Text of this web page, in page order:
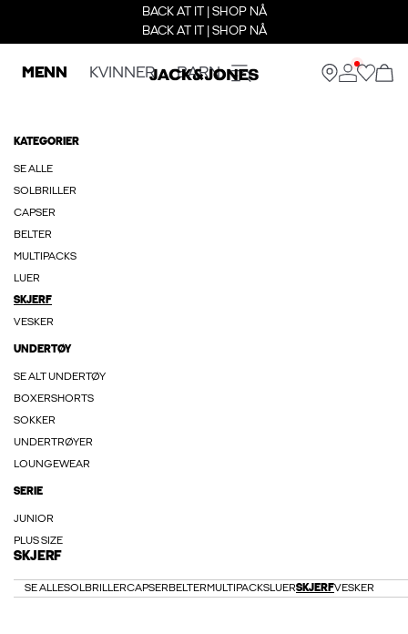
BACK AT IT | SHOP NÅ
BACK AT IT | SHOP NÅ
MENN KVINNER BARN
KATEGORIER
SE ALLE
SOLBRILLER
CAPSER
BELTER
MULTIPACKS
LUER
SKJERF
VESKER
UNDERTØY
SE ALT UNDERTØY
BOXERSHORTS
SOKKER
UNDERTRØYER
LOUNGEWEAR
SERIE
JUNIOR
PLUS SIZE
SKJERF
SE ALLESOLBRILLERCAPSERBELTERMULTIPACKSLUERSKJERFVESKER